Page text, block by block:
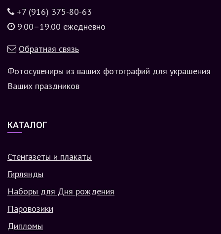
+7 (916) 375-80-63
9.00–19.00 ежедневно
Обратная связь
Фотосувениры из ваших фотографий для украшения
Ваших праздников
КАТАЛОГ
Стенгазеты и плакаты
Гирлянды
Наборы для Дня рождения
Паровозики
Дипломы